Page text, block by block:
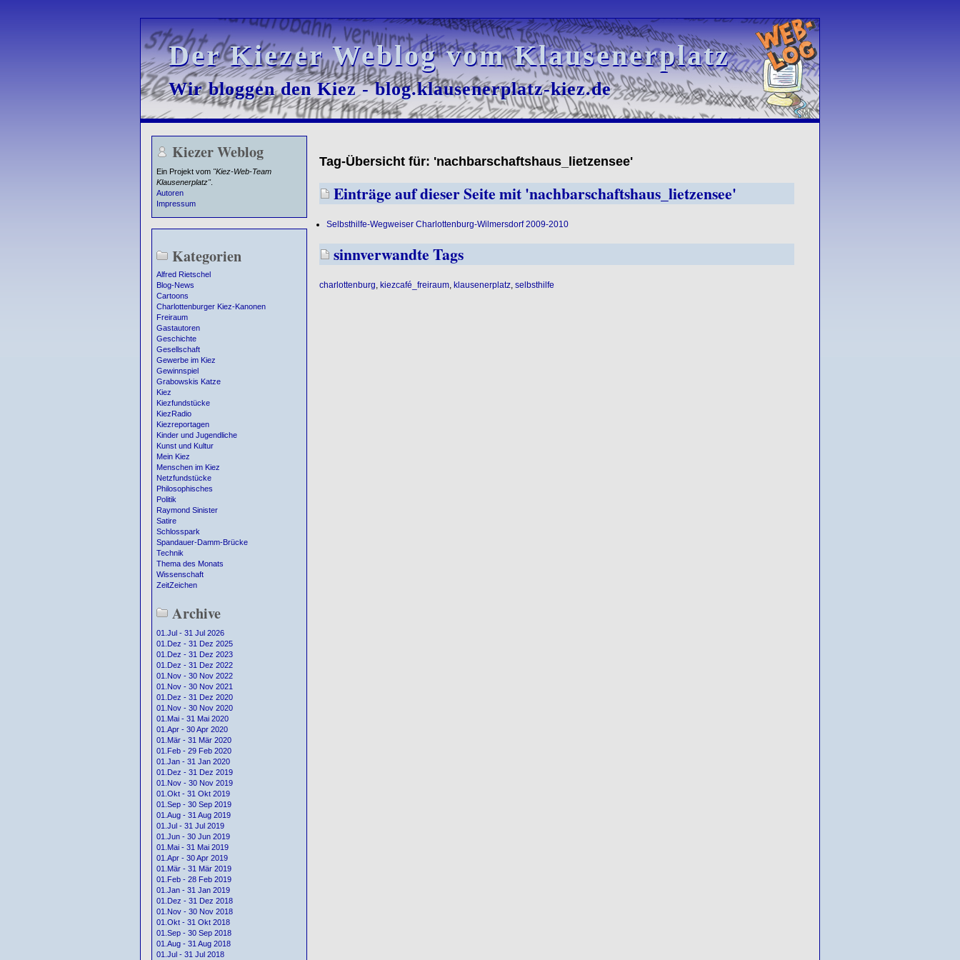
Der Kiezer Weblog vom Klausenerplatz
Der Kiezer Weblog vom Klausenerplatz
Wir bloggen den Kiez - blog.klausenerplatz-kiez.de
Wir bloggen den Kiez - blog.klausenerplatz-kiez.de
Kiezer Weblog
Ein Projekt vom "Kiez-Web-Team
Klausenerplatz".
Autoren
Impressum
Kategorien
Alfred Rietschel
Blog-News
Cartoons
Charlottenburger Kiez-Kanonen
Freiraum
Gastautoren
Geschichte
Gesellschaft
Gewerbe im Kiez
Gewinnspiel
Grabowskis Katze
Kiez
Kiezfundstücke
KiezRadio
Kiezreportagen
Kinder und Jugendliche
Kunst und Kultur
Mein Kiez
Menschen im Kiez
Netzfundstücke
Philosophisches
Politik
Raymond Sinister
Satire
Schlosspark
Spandauer-Damm-Brücke
Technik
Thema des Monats
Wissenschaft
ZeitZeichen
Archive
01.Jul - 31 Jul 2026
01.Dez - 31 Dez 2025
01.Dez - 31 Dez 2023
01.Dez - 31 Dez 2022
01.Nov - 30 Nov 2022
01.Nov - 30 Nov 2021
01.Dez - 31 Dez 2020
01.Nov - 30 Nov 2020
01.Mai - 31 Mai 2020
01.Apr - 30 Apr 2020
01.Mär - 31 Mär 2020
01.Feb - 29 Feb 2020
01.Jan - 31 Jan 2020
01.Dez - 31 Dez 2019
01.Nov - 30 Nov 2019
01.Okt - 31 Okt 2019
01.Sep - 30 Sep 2019
01.Aug - 31 Aug 2019
01.Jul - 31 Jul 2019
01.Jun - 30 Jun 2019
01.Mai - 31 Mai 2019
01.Apr - 30 Apr 2019
01.Mär - 31 Mär 2019
01.Feb - 28 Feb 2019
01.Jan - 31 Jan 2019
01.Dez - 31 Dez 2018
01.Nov - 30 Nov 2018
01.Okt - 31 Okt 2018
01.Sep - 30 Sep 2018
01.Aug - 31 Aug 2018
01.Jul - 31 Jul 2018
Tag-Übersicht für: 'nachbarschaftshaus_lietzensee'
Einträge auf dieser Seite mit 'nachbarschaftshaus_lietzensee'
Selbsthilfe-Wegweiser Charlottenburg-Wilmersdorf 2009-2010
sinnverwandte Tags
charlottenburg kiezcafé_freiraum, klausenerplatz, selbsthilfe